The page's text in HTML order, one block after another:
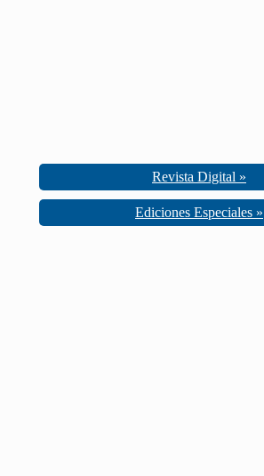
Revista Digital »
Ediciones Especiales »